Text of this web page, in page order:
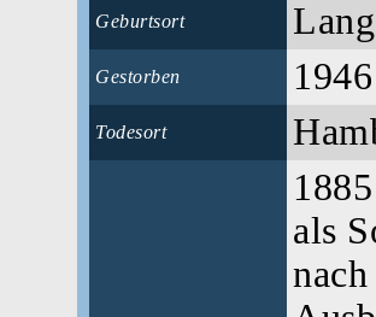
Geburtsort
Gestorben 1946
Todesort
als